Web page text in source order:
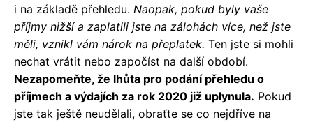
i na základě přehledu. Naopak, pokud byly vaše
příjmy nižší a zaplatili jste na zálohách více, než jste
měli, vznikl vám nárok na přeplatek. Ten jste si mohli
nechat vrátit nebo započíst na další období.
Nezapomeňte, že lhůta pro podání přehledu o
příjmech a výdajích za rok 2020 již uplynula. Pokud
jste tak ještě neudělali, obraťte se co nejdříve na